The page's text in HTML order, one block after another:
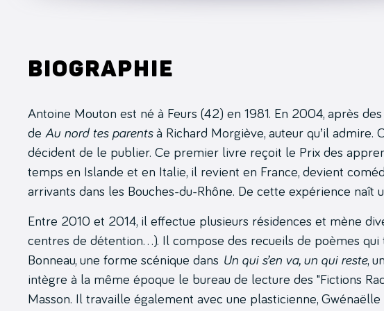
Biographie
Antoine Mouton est né à Feurs (42) en 1981. En 2004, après
de Au nord tes parentsà Richard Morgiève, auteur qu’il admire.
décident de le publier. Ce premier livre reçoit le Prix des
temps en Islande et en Italie, il revient en France, devient
arrivants dans les Bouches-du-Rhône. De cette expérience naît
Entre 2010 et 2014, il effectue plusieurs résidences et mène
centres de détention…). Il compose des recueils de poèmes qui
Bonneau, une forme scénique dans Un qui s’en va, un qui reste,
intègre à la même époque le bureau de lecture des "Fictions
Masson. Il travaille également avec une plasticienne,